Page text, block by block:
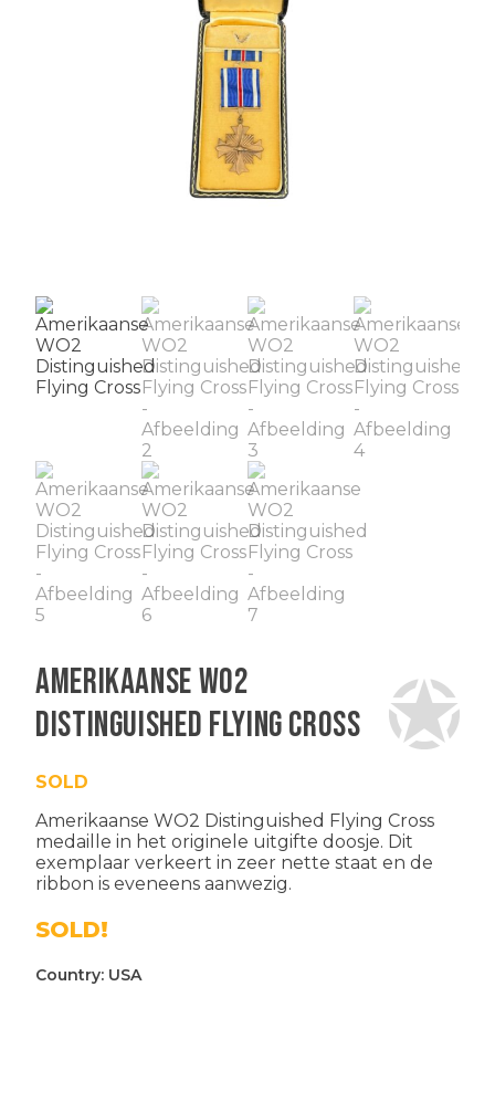
Amerikaanse WO2
Distinguished Flying Cross
SOLD
Amerikaanse WO2 Distinguished Flying Cross
medaille in het originele uitgifte doosje. Dit
exemplaar verkeert in zeer nette staat en de
ribbon is eveneens aanwezig.
SOLD!
Country: USA